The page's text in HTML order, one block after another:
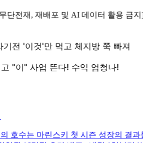
단전재, 재배포 및 AI 데이터 활용 금
호수는 마린스키 첫 시즌 성장의 결과